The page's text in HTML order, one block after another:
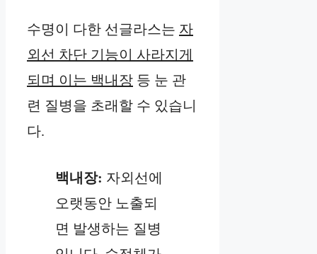
수명이 다한 선글라스는 자
외선 차단 기능이 사라지게
되며 이는 백내장 등 눈 관
련 질병을 초래할 수 있습니
다.
백내장: 자외선에
오랫동안 노출되
면 발생하는 질병